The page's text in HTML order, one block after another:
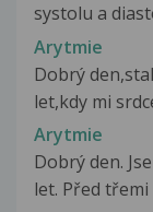
systolu a
Arytmie
Dobrý
let,kdy mi
Arytmie
Dobrý den.
let. Před třemi